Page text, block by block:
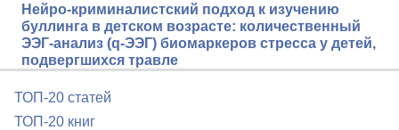
Нейро-криминалистский подход к изучению
буллинга в детском возрасте: количественный
ЭЭГ-анализ (q-ЭЭГ) биомаркеров стресса у детей,
подвергшихся травле
ТОП-20 статей
ТОП-20 книг